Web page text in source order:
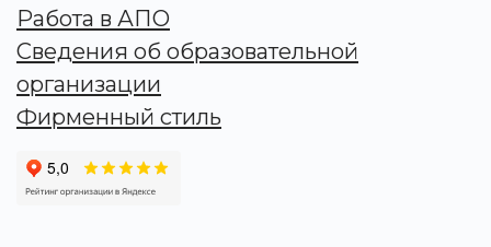
Работа в АПО
Сведения об образовательной
организации
Фирменный стиль